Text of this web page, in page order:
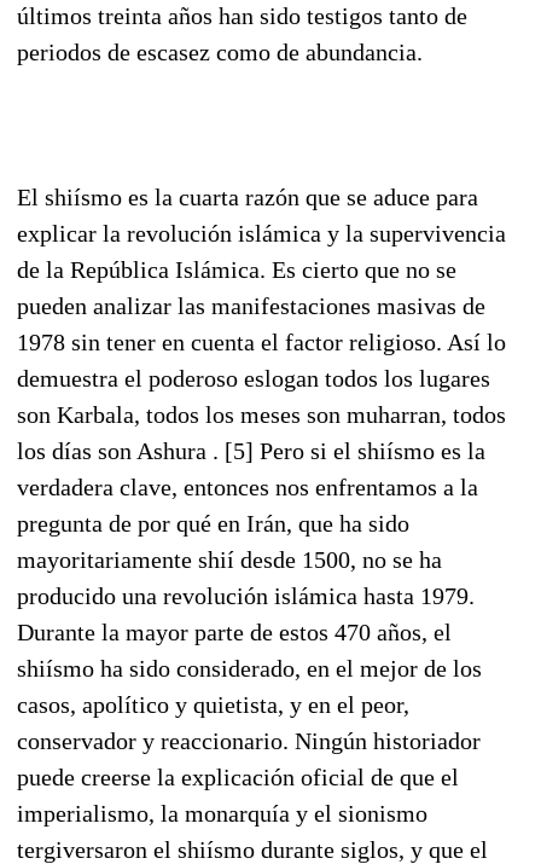
últimos treinta años han sido testigos tanto de
periodos de escasez como de abundancia.
El shiísmo es la cuarta razón que se aduce para
explicar la revolución islámica y la supervivencia
de la República Islámica. Es cierto que no se
pueden analizar las manifestaciones masivas de
1978 sin tener en cuenta el factor religioso. Así lo
demuestra el poderoso eslogan todos los lugares
son Karbala, todos los meses son muharran, todos
los días son Ashura . [5] Pero si el shiísmo es la
verdadera clave, entonces nos enfrentamos a la
pregunta de por qué en Irán, que ha sido
mayoritariamente shií desde 1500, no se ha
producido una revolución islámica hasta 1979.
Durante la mayor parte de estos 470 años, el
shiísmo ha sido considerado, en el mejor de los
casos, apolítico y quietista, y en el peor,
conservador y reaccionario. Ningún historiador
puede creerse la explicación oficial de que el
imperialismo, la monarquía y el sionismo
tergiversaron el shiísmo durante siglos, y que el